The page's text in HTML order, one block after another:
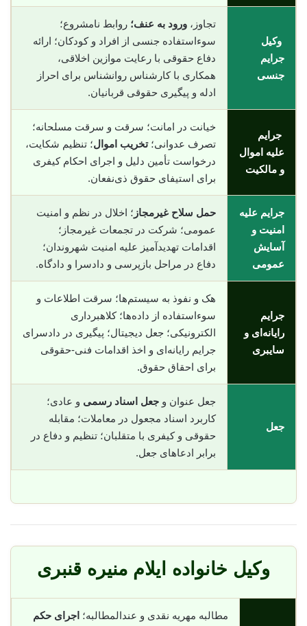
وکیل
جرایم
جنسی
تجاوز، ورود به عنف؛ روابط نامشروع؛
سوءاستفاده جنسی از افراد و کودکان؛ ارائه
دفاع حقوقی با رعایت موازین اخلاقی،
همکاری با کارشناس روانشناس برای احراز
ادله و پیگیری حقوقی قربانیان.
جرایم
علیه اموال
و مالکیت
خیانت در امانت؛ سرقت و سرقت مسلحانه؛
تصرف عدوانی؛تخریب اموال؛ تنظیم شکایت،
درخواست تأمین دلیل و اجرای احکام کیفری
برای استیفای حقوق ذی‌نفعان.
جرایم علیه
امنیت و
آسایش
عمومی
حمل سلاح غیرمجاز ؛ اخلال در نظم و امنیت
عمومی؛ شرکت در تجمعات غیرمجاز؛
اقدامات تهدیدآمیز علیه امنیت شهروندان؛
دفاع در مراحل بازپرسی و دادسرا و دادگاه.
جرایم
رایانه‌ای و
سایبری
هک و نفوذ به سیستم‌ها؛ سرقت اطلاعات و
سوء‌استفاده از داده‌ها؛ کلاهبرداری
الکترونیکی؛ جعل دیجیتال؛ پیگیری در دادسرای
جرایم رایانه‌ای و اخذ اقدامات فنی-حقوقی
برای احقاق حقوق.
جعل
جعل عنوان و جعل اسناد رسمی و عادی؛
کاربرد اسناد مجعول در معاملات؛ مقابله
حقوقی و کیفری با متقلبان؛ تنظیم و دفاع در
برابر ادعاهای جعل.
وکیل خانواده ایلام منیره قنبری
مطالبه مهریه نقدی و عندالمطالبه؛ اجرای حکم